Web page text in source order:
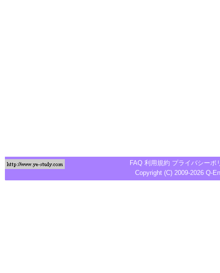
FAQ 利用規約 プライバシーポ
Copyright (C) 2009-2026 Q-